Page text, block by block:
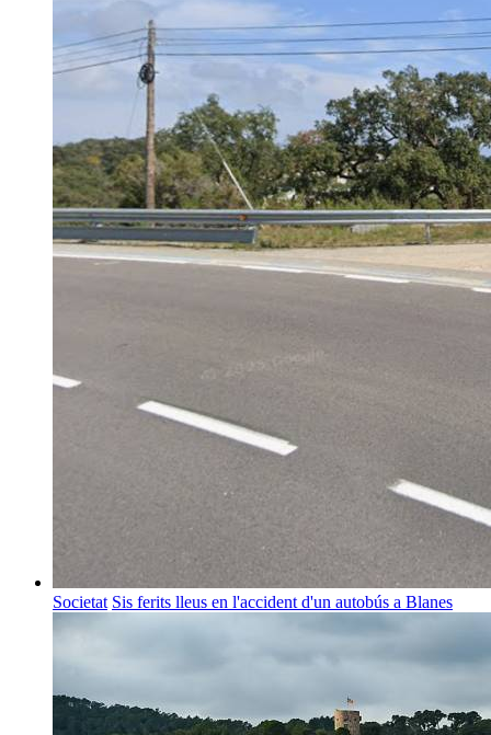
Societat Sis ferits lleus en l'accident d'un autobús a Blanes